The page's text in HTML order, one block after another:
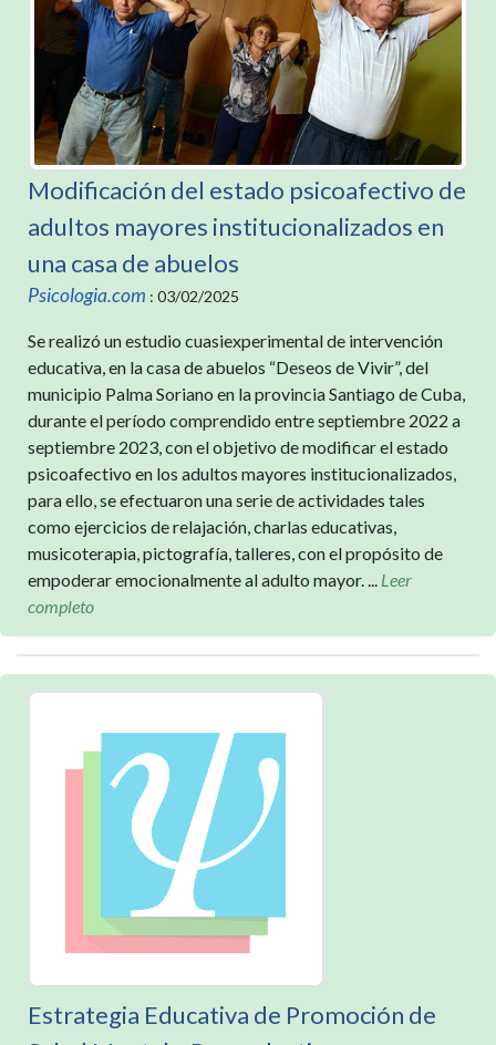
Modificación del estado psicoafectivo de
adultos mayores institucionalizados en
una casa de abuelos
Psicologia.com : 03/02/2025
Se realizó un estudio cuasiexperimental de intervención
educativa, en la casa de abuelos “Deseos de Vivir”, del
municipio Palma Soriano en la provincia Santiago de Cuba,
durante el período comprendido entre septiembre 2022 a
septiembre 2023, con el objetivo de modificar el estado
psicoafectivo en los adultos mayores institucionalizados,
para ello, se efectuaron una serie de actividades tales
como ejercicios de relajación, charlas educativas,
musicoterapia, pictografía, talleres, con el propósito de
empoderar emocionalmente al adulto mayor. ... Leer
completo
Estrategia Educativa de Promoción de